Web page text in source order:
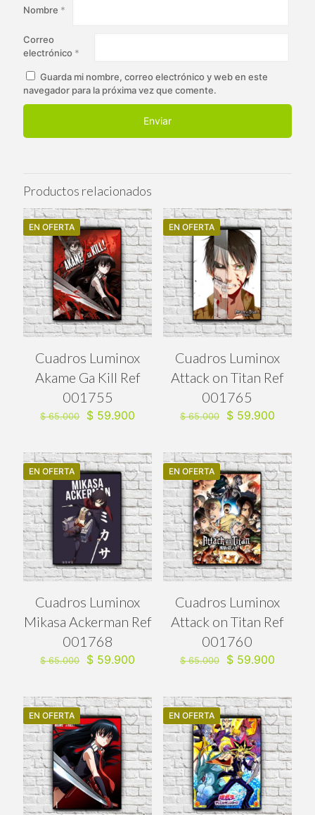
Nombre *
Correo
electrónico *
Guarda mi nombre, correo electrónico y web en este
navegador para la próxima vez que comente.
Productos relacionados
EN OFERTA
Cuadros Luminox
Akame Ga Kill Ref
001755
$65.000
El
era:
$ 65.000.
$ 59.900
es:
$ 59.900.
EN OFERTA
Cuadros Luminox
Attack on Titan Ref
001765
$65.000
El
era:
$ 65.000.
$59.900El
es:
$
EN OFERTA
Cuadros Luminox
Mikasa Ackerman Ref
001768
$65.000
El
era:
$ 65.000.
$ 59.900
es:
$ 59.900.
EN OFERTA
Cuadros Luminox
Attack on Titan Ref
001760
$65.000
El
era:
$ 65.000.
$59.900El
es:
$
EN OFERTA EN OFERTA